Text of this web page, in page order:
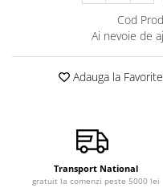
Cod
Ai nevoie de
Adauga la Favorite
Transport National
gratuit la comenzi peste 5000 lei